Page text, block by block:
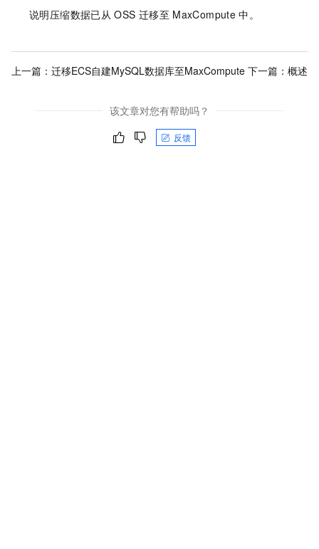
说明压缩数据已从 OSS 迁移至 MaxCompute 中。
上一篇： 迁移ECS自建MySQL数据库至MaxCompute 下一篇： 概述
该文章对您有帮助吗？
反馈